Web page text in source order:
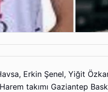
Erkin Şenel, Yiğit
takımı Gaziantep